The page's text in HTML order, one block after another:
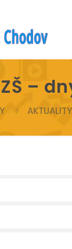
–
AKTUALITY